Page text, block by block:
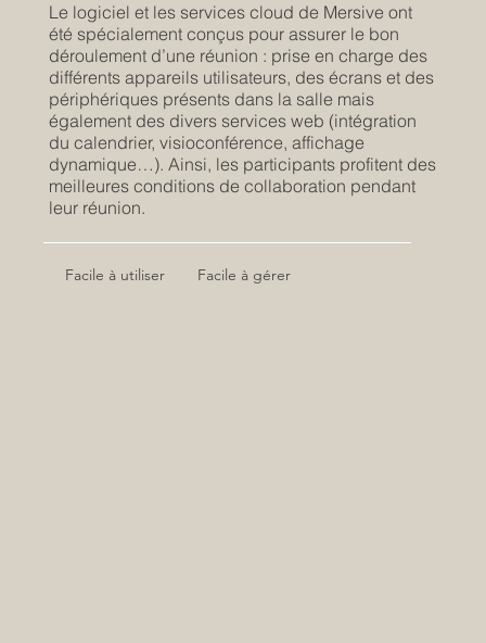
Facile à utiliser Facile à gérer
Le logiciel et les services cloud de Mersive ont
été spécialement conçus pour assurer le bon
déroulement d’une réunion : prise en charge des
différents appareils utilisateurs, des écrans et des
périphériques présents dans la salle mais
également des divers services web (intégration
du calendrier, visioconférence, affichage
dynamique…). Ainsi, les participants profitent des
meilleures conditions de collaboration pendant
leur réunion.